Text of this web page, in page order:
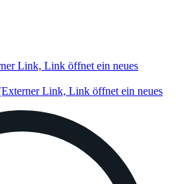
Link, Link öffnet ein neues
Link, Link öffnet ein neues